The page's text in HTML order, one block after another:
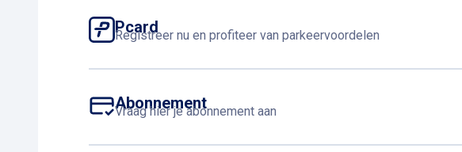
Pcard
Registreer nu en profiteer van parkeervoordelen
Abonnement
Vraag hier je abonnement aan